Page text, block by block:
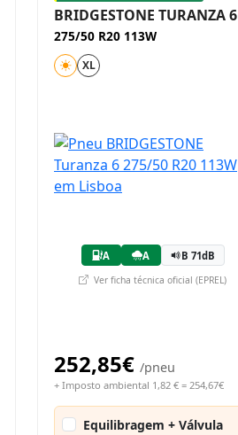
BRIDGESTONE TURANZA 6
275/50 R20 113W
XL
A A B 71dB
Ver ficha técnica oficial (EPREL)
252,85€ /pneu
+ Imposto ambiental 1,82 € = 254,67€
Equilibragem + Válvula